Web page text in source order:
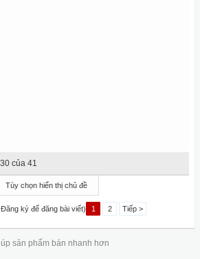
của 41
Tùy chọn hiển thị chủ đề
ký để đăng bài viết) 1 2 Tiếp >
sản phẩm bán nhanh hơn